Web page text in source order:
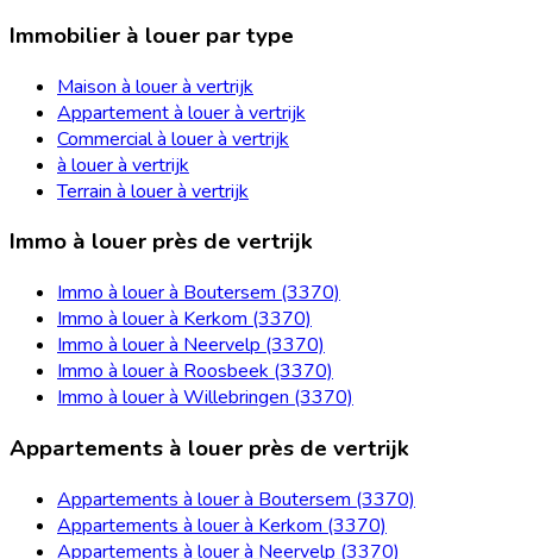
Immobilier à louer par type
Maison à louer à vertrijk
Appartement à louer à vertrijk
Commercial à louer à vertrijk
à louer à vertrijk
Terrain à louer à vertrijk
Immo à louer près de vertrijk
Immo à louer à Boutersem (3370)
Immo à louer à Kerkom (3370)
Immo à louer à Neervelp (3370)
Immo à louer à Roosbeek (3370)
Immo à louer à Willebringen (3370)
Appartements à louer près de vertrijk
Appartements à louer à Boutersem (3370)
Appartements à louer à Kerkom (3370)
Appartements à louer à Neervelp (3370)